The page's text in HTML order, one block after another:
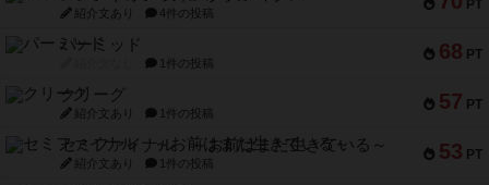
PT
紹介文あり 4件の投稿
68 PT
パーミッド
1件の投稿
57 PT
クリーグ
紹介文あり 1件の投稿
53 PT
セミファイナル ～お前はまだ生きている～
紹介文あり 1件の投稿